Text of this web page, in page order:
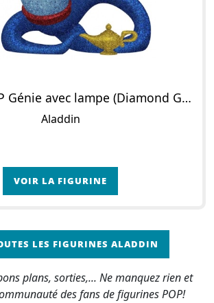
Figurine POP Génie avec lampe (Diamond Glitter)
Aladdin
VOIR LA FIGURINE
LES FIGURINES ALADDIN
plans, sorties,... Ne manquez rien et
des fans de figurines POP!